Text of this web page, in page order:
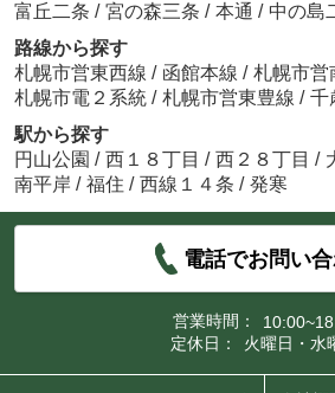
富丘二条 / 宮の森三条 / 本通 / 中の島
路線から探す
札幌市営東西線 / 函館本線 / 札幌市営
札幌市電２系統 / 札幌市営東豊線 / 千
駅から探す
円山公園 / 西１８丁目 / 西２８丁目 /
南平岸 / 福住 / 西線１４条 / 発寒
電話でお問い
営業時間：
定休日：
火曜日・水